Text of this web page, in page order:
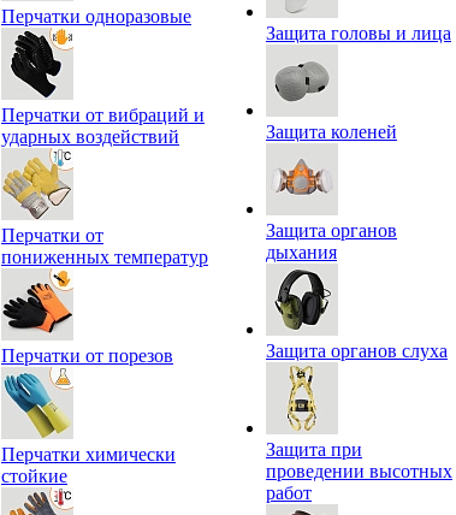
Перчатки одноразовые
Перчатки от вибраций и
ударных воздействий
Перчатки от
пониженных температур
Перчатки от порезов
Перчатки химически
стойкие
Защита головы и лица
Защита коленей
Защита органов
дыхания
Защита органов слуха
Защита при
проведении высотных
работ